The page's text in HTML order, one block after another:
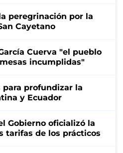
peregrinación por la
Cayetano
Cuerva "el pueblo
incumplidas"
profundizar la
y Ecuador
Gobierno oficializó la
tarifas de los prácticos